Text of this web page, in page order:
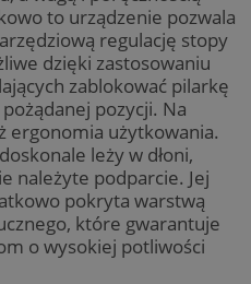
to urządzenie pozwala
regulację stopy
dzięki zastosowaniu
zablokować pilarkę
pozycji. Na
ergonomia użytkowania.
leży w dłoni,
należyte podparcie. Jej
pokryta warstwą
które gwarantuje
o wysokiej potliwości